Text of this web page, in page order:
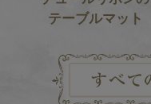
テーブルマット